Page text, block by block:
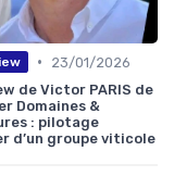
•
23/01/2026
de Victor PARIS de
Domaines &
: pilotage
d’un groupe viticole